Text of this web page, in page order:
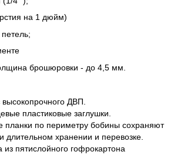
на 1 дюйм)
брошюровки - до 4,5 мм.
ДВП.
пластиковые заглушки.
планки по периметру бобины сохраняют
длительном хранении и перевозке.
из пятислойного гофрокартона